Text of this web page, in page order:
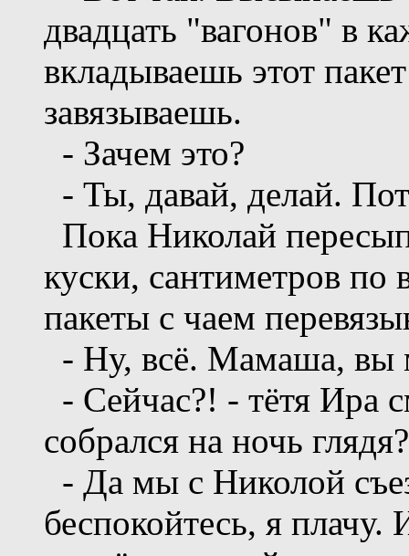
двадцать "вагонов" в
вкладываешь этот
завязываешь.
- Зачем это?
- Ты, давай, делай.
Пока Николай
куски, сантиметров по
пакеты с чаем
- Ну, всё. Мамаша, вы
- Сейчас?! - тётя Ира
собрался на ночь глядя?
- Да мы с Николой
беспокойтесь, я